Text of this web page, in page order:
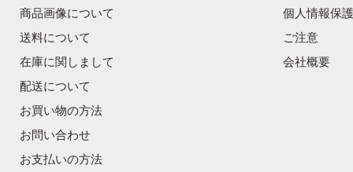
商品画像について
送料について
在庫に関しまして
配送について
お買い物の方法
お問い合わせ
お支払いの方法
個人情報保
ご注意
会社概要